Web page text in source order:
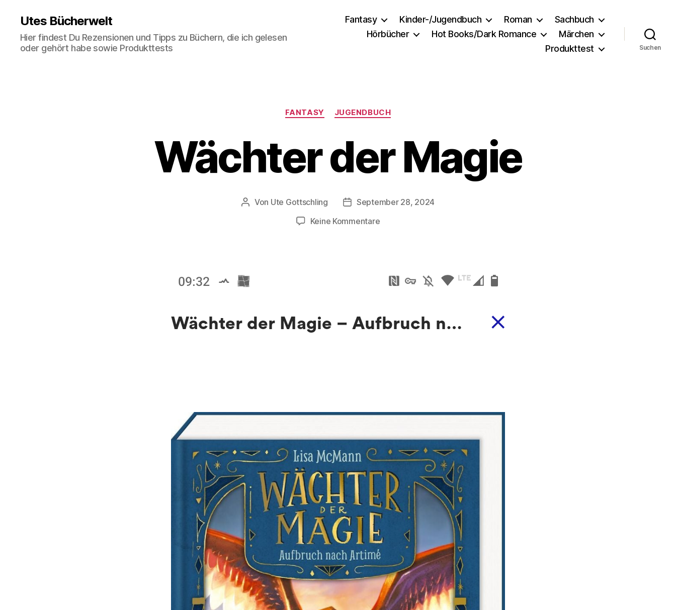
Utes Bücherwelt
Hier findest Du Rezensionen und Tipps zu Büchern, die ich gelesen
oder gehört habe sowie Produkttests
Fantasy Kinder-/Jugendbuch Roman
Sachbuch
Hörbücher
Hot Books/Dark Romance
Märchen
Produkttest
Suchen
Kategorien
FANTASY JUGENDBUCH
Wächter der Magie
Beitragsautor
Von Ute Gottschling Veröffentlichungsdatum
September 28, 2024
Keine Kommentarezu